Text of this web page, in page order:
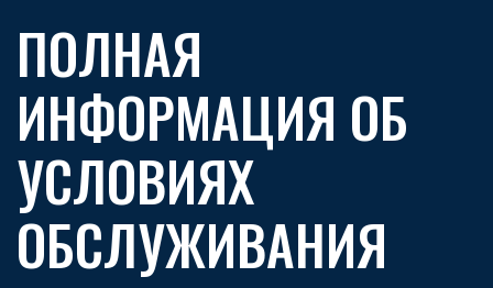
ПОЛНАЯ
ИНФОРМАЦИЯ ОБ
УСЛОВИЯХ
ОБСЛУЖИВАНИЯ